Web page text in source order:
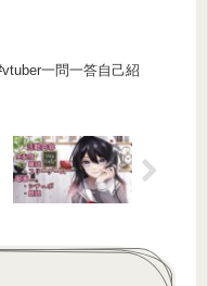
一問一答自己紹